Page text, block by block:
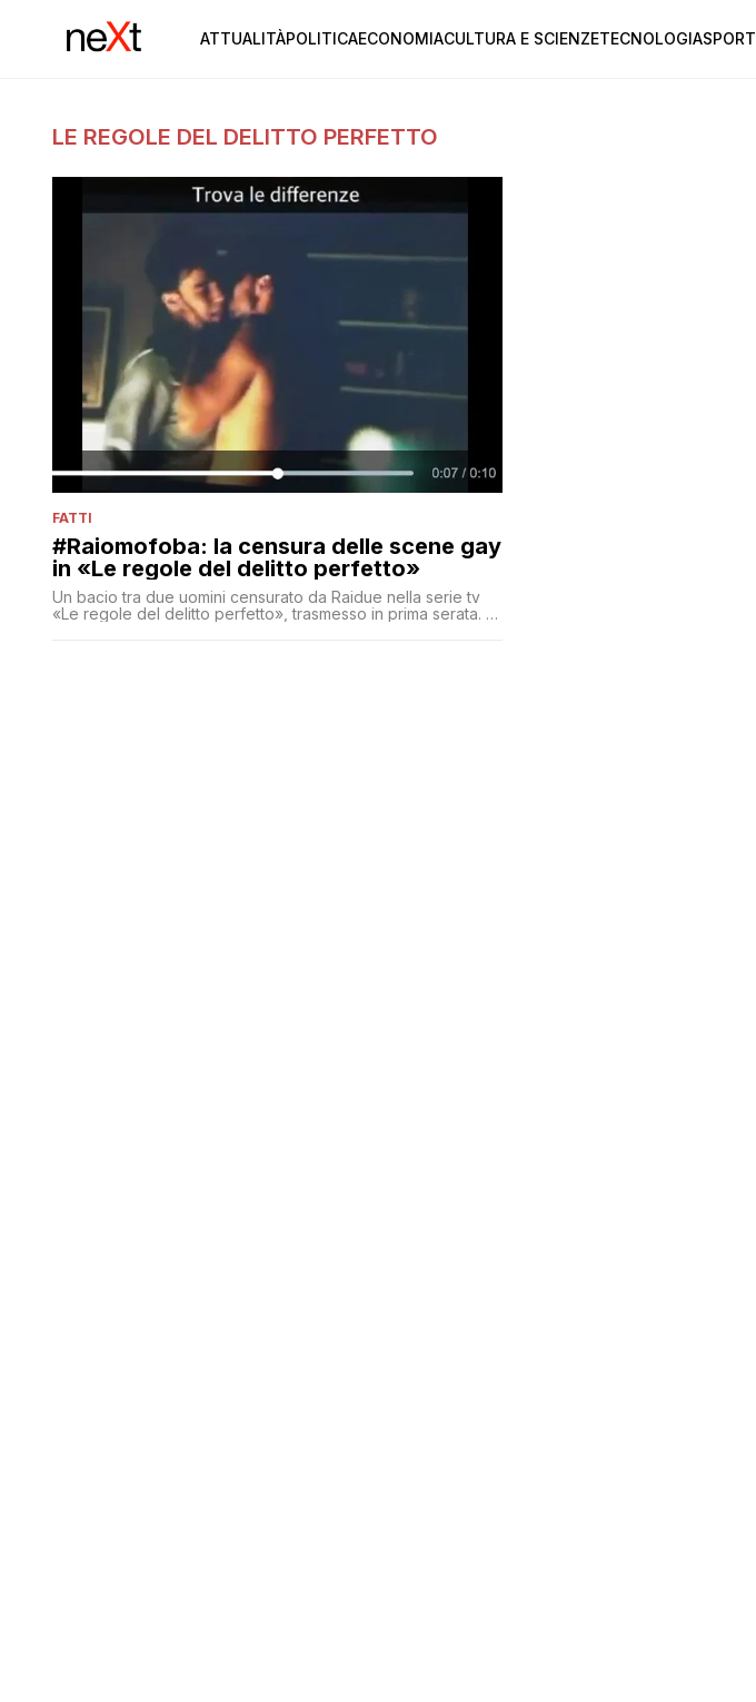
ATTUALITÀPOLITICAECONOMIACULTURA E SCIENZETECNOLOGIASPORT
LE REGOLE DEL DELITTO PERFETTO
FATTI
#Raiomofoba: la censura delle scene gay
in «Le regole del delitto perfetto»
Un bacio tra due uomini censurato da Raidue nella serie tv
«Le regole del delitto perfetto», trasmesso in prima serata. E